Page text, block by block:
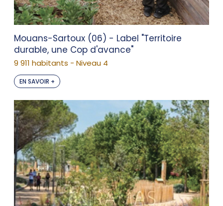
Mouans-Sartoux (06) - Label "Territoire
durable, une Cop d'avance"
9 911 habitants - Niveau 4
EN SAVOIR +